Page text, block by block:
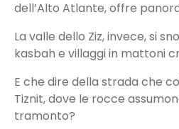
dell’Alto Atlante, offre
La valle dello Ziz, invece, si
kasbah e villaggi in mattoni
E che dire della strada che
Tiznit, dove le rocce
tramonto?